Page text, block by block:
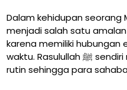
Dalam kehidupan seorang
menjadi salah satu
karena memiliki
waktu. Rasulullah ﷺ sendiri menjaga amalan ini secara
rutin sehingga para